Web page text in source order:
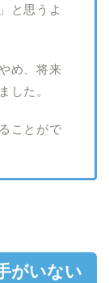
と思うよ
め、将来
した。
ことがで
がいない